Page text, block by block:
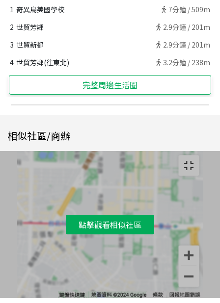
1 奇異鳥美國學校 7分鐘 /509m
2 世貿芳鄰 2.9分鐘 / 201m
3 世貿新都 2.9分鐘 / 201m
4 世貿芳鄰(往東北) 3.2分鐘 / 238m
完整周邊生活圈
相似社區/商辦
點擊觀看相似社區